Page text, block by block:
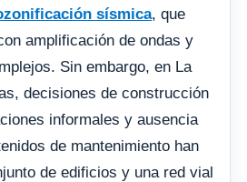
sísmica, que
amplificación de ondas y
Sin embargo, en La
decisiones de construcción
informales y ausencia
de mantenimiento han
de edificios y una red vial